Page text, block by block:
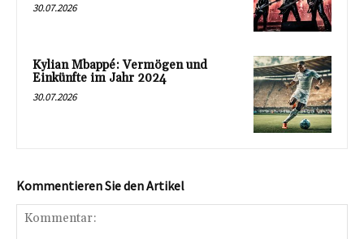
30.07.2026
Kylian Mbappé: Vermögen und
Einkünfte im Jahr 2024
30.07.2026
Kommentieren Sie den Artikel